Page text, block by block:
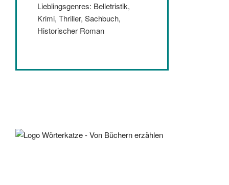
Lieblingsgenres: Belletristik,
Krimi, Thriller, Sachbuch,
Historischer Roman